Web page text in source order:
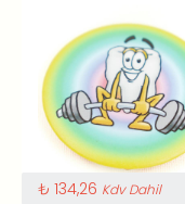
₺ 134,26 Kdv Dahil